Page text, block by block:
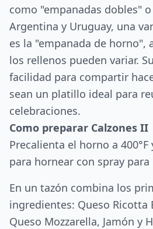
como "empanadas dobles" o
Argentina y Uruguay, una
es la "empanada de horno",
los rellenos pueden variar.
facilidad para compartir
sean un platillo ideal para
celebraciones.
Como preparar Calzones II
Precalienta el horno a
para hornear con spray para
En un tazón combina los
ingredientes: Queso Ricotta
Queso Mozzarella, Jamón y